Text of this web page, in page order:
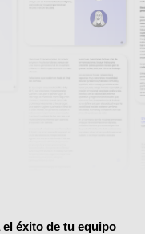
éxito de tu equipo